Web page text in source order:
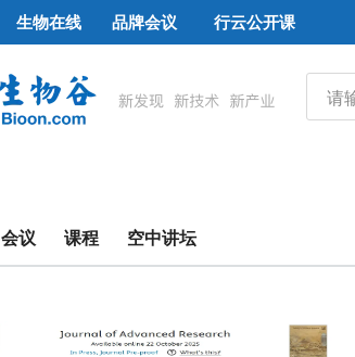
生物在线 品牌会议 行云公开课
会议 课程 空中讲坛